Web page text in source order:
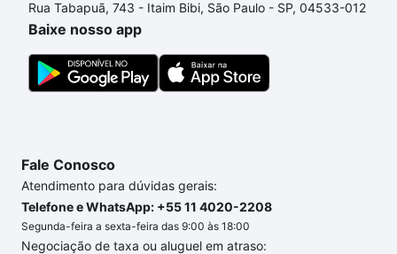
comprar um apartamento e conte com a gente para
comprar o imóvel dos seus sonhos com segurança e
conforto. Loft, com você até as chaves.
Rua Tabapuã, 743 - Itaim Bibi, São Paulo - SP, 04533-012
Baixe nosso app
Fale Conosco
Atendimento para dúvidas gerais:
Telefone e WhatsApp: +55 11 4020-2208
Segunda-feira a sexta-feira das 9:00 às 18:00
Negociação de taxa ou aluguel em atraso: